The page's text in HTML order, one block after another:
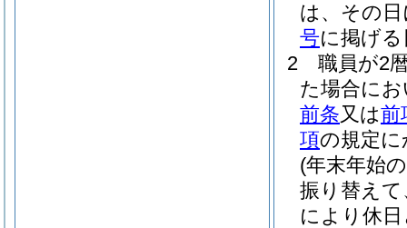
は、その
号に掲げ
2
職員が2
た場合に
前条又は前
項の規定
(年末年始
振り替え
により休